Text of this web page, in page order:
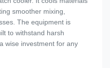
smoother mixing,
The equipment is
to withstand harsh
wise investment for any